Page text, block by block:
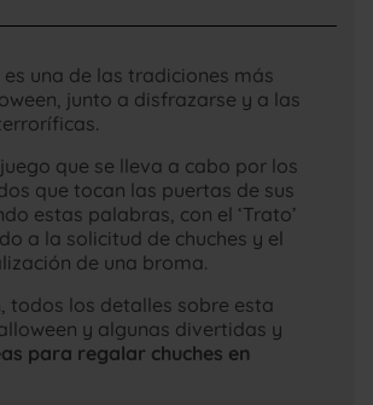
es una de las tradiciones más
junto a disfrazarse y a las
que se lleva a cabo por los
que tocan las puertas de sus
estas palabras, con el ‘Trato’
a la solicitud de chuches y el
de una broma.
todos los detalles sobre esta
y algunas divertidas y
para regalar chuches en